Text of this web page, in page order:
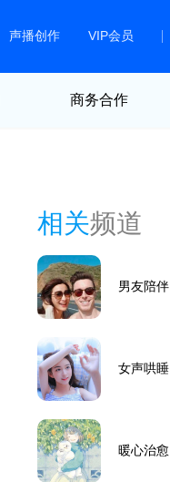
声播创作 VIP会员
商务合作
相关频道
男友陪伴
女声哄睡
暖心治愈